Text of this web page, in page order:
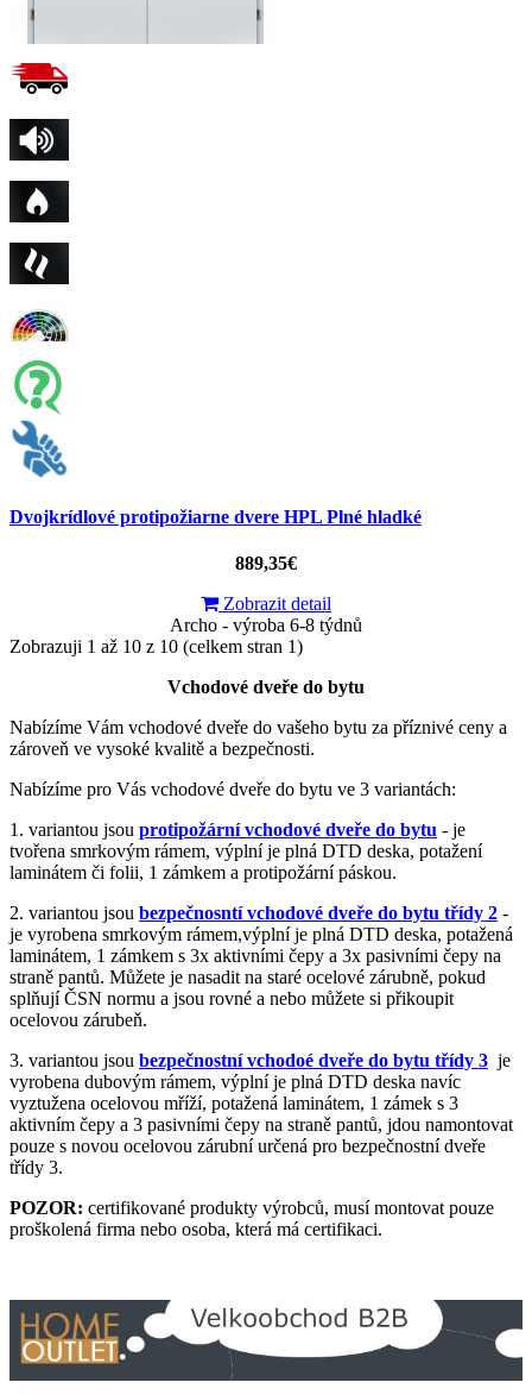
Dvojkrídlové protipožiarne dvere HPL Plné hladké
889,35€
Zobrazit detail
Archo - výroba 6-8 týdnů
Zobrazuji 1 až 10 z 10 (celkem stran 1)
Vchodové dveře do bytu
Nabízíme Vám vchodové dveře do vašeho bytu za příznivé ceny a
zároveň ve vysoké kvalitě a bezpečnosti.
Nabízíme pro Vás vchodové dveře do bytu ve 3 variantách:
1. variantou jsou protipožární vchodové dveře do bytu - je
tvořena smrkovým rámem, výplní je plná DTD deska, potažení
laminátem či folii, 1 zámkem a protipožární páskou.
2. variantou jsou bezpečnosntí vchodové dveře do bytu třídy 2 -
je vyrobena smrkovým rámem,výplní je plná DTD deska, potažená
laminátem, 1 zámkem s 3x aktivními čepy a 3x pasivními čepy na
straně pantů. Můžete je nasadit na staré ocelové zárubně, pokud
splňují ČSN normu a jsou rovné a nebo můžete si přikoupit
ocelovou zárubeň.
3. variantou jsou bezpečnostní vchodoé dveře do bytu třídy 3 je
vyrobena dubovým rámem, výplní je plná DTD deska navíc
vyztužena ocelovou mříží, potažená laminátem, 1 zámek s 3
aktivním čepy a 3 pasivními čepy na straně pantů, jdou namontovat
pouze s novou ocelovou zárubní určená pro bezpečnostní dveře
třídy 3.
POZOR: certifikované produkty výrobců, musí montovat pouze
proškolená firma nebo osoba, která má certifikaci.